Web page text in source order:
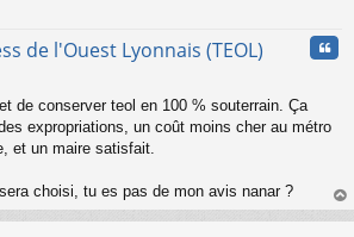
de l'Ouest Lyonnais (TEOL)
de conserver teol en 100 % souterrain. Ça
expropriations, un coût moins cher au métro
et un maire satisfait.
choisi, tu es pas de mon avis nanar ?
au